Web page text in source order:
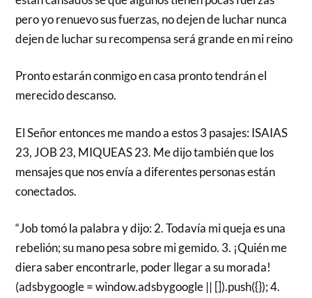
pero yo renuevo sus fuerzas, no dejen de luchar nunca
dejen de luchar su recompensa será grande en mi reino
Pronto estarán conmigo en casa pronto tendrán el
merecido descanso.
El Señor entonces me mando a estos 3 pasajes: ISAIAS
23, JOB 23, MIQUEAS 23. Me dijo también que los
mensajes que nos envía a diferentes personas están
conectados.
“Job tomó la palabra y dijo: 2. Todavía mi queja es una
rebelión; su mano pesa sobre mi gemido. 3. ¡Quién me
diera saber encontrarle, poder llegar a su morada!
(adsbygoogle = window.adsbygoogle || []).push({}); 4.